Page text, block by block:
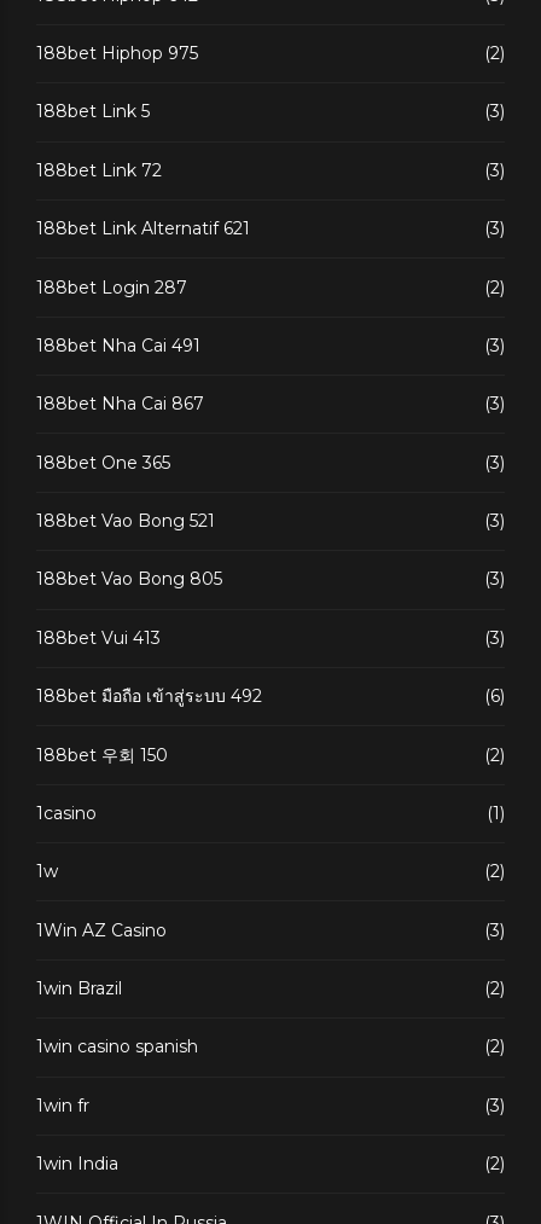
188bet Hiphop 975 (2)
188bet Link 5 (3)
188bet Link 72 (3)
188bet Link Alternatif 621 (3)
188bet Login 287 (2)
188bet Nha Cai 491 (3)
188bet Nha Cai 867 (3)
188bet One 365 (3)
188bet Vao Bong 521 (3)
188bet Vao Bong 805 (3)
188bet Vui 413 (3)
188bet มือถือ เข้าสู่ระบบ 492 (6)
188bet 우회 150 (2)
1casino (1)
1w (2)
1Win AZ Casino (3)
1win Brazil (2)
1win casino spanish (2)
1win fr (3)
1win India (2)